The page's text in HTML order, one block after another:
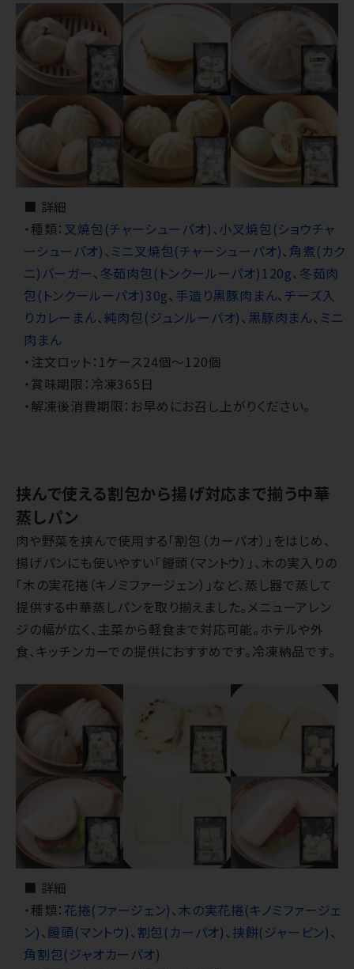
■ 詳細
・種類： 叉焼包(チャーシューパオ)、小叉焼包(ショウチャ
ーシューパオ)、 ミニ叉焼包(チャーシューパオ)、 角煮(カク
ニ)バーガー、 冬茹肉包(トンクールーパオ)120g、 冬茹肉
包(トンクールーパオ)30g、 手造り黒豚肉まん、 チーズ入
りカレーまん、純肉包(ジュンルーパオ)、 黒豚肉まん、 ミニ
肉まん
・注文ロット：1ケース24個～120個
・賞味期限：冷凍365日
・解凍後消費期限：お早めにお召し上がりください。
挟んで使える割包から揚げ対応まで揃う中華
蒸しパン
肉や野菜を挟んで使用する「割包（カーパオ）」をはじめ、
揚げパンにも使いやすい「饅頭（マントウ）」、木の実入りの
「木の実花捲（キノミファージェン）」など、蒸し器で蒸して
提供する中華蒸しパンを取り揃えました。メニューアレン
ジの幅が広く、主菜から軽食まで対応可能。ホテルや外
食、キッチンカーでの提供におすすめです。冷凍納品です。
■ 詳細
・種類： 花捲(ファージェン)、木の実花捲(キノミファージェ
ン)、饅頭(マントウ)、 割包(カーパオ)、 挟餅(ジャーピン)、
角割包(ジャオカーパオ)